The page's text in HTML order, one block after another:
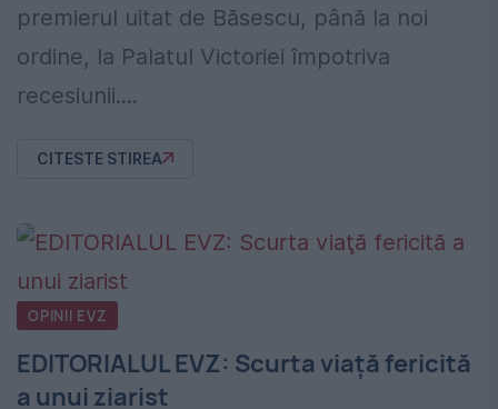
premierul uitat de Băsescu, până la noi
ordine, la Palatul Victoriei împotriva
recesiunii....
CITESTE STIREA
OPINII EVZ
EDITORIALUL EVZ: Scurta viaţă fericită
a unui ziarist